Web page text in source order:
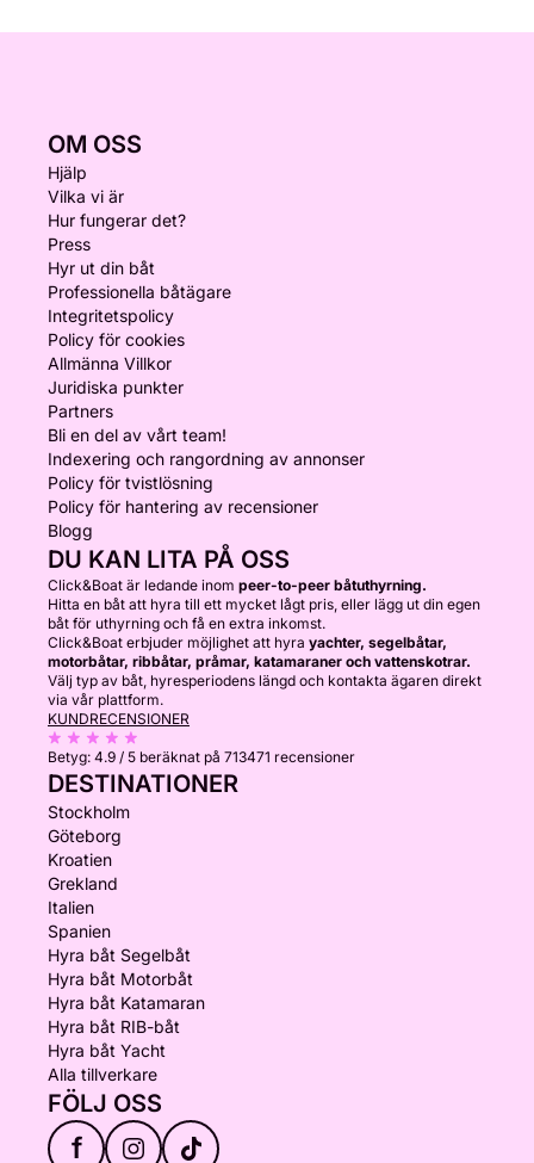
OM OSS
Hjälp
Vilka vi är
Hur fungerar det?
Press
Hyr ut din båt
Professionella båtägare
Integritetspolicy
Policy för cookies
Allmänna Villkor
Juridiska punkter
Partners
Bli en del av vårt team!
Indexering och rangordning av annonser
Policy för tvistlösning
Policy för hantering av recensioner
Blogg
DU KAN LITA PÅ OSS
Click&Boat är ledande inom peer-to-peer båtuthyrning.
Hitta en båt att hyra till ett mycket lågt pris, eller lägg ut din egen
båt för uthyrning och få en extra inkomst.
Click&Boat erbjuder möjlighet att hyra yachter, segelbåtar,
motorbåtar, ribbåtar, pråmar, katamaraner och vattenskotrar.
Välj typ av båt, hyresperiodens längd och kontakta ägaren direkt
via vår plattform.
KUNDRECENSIONER
Betyg: 4.9 / 5 beräknat på 713471 recensioner
DESTINATIONER
Stockholm
Göteborg
Kroatien
Grekland
Italien
Spanien
Hyra båt Segelbåt
Hyra båt Motorbåt
Hyra båt Katamaran
Hyra båt RIB-båt
Hyra båt Yacht
Alla tillverkare
FÖLJ OSS
f